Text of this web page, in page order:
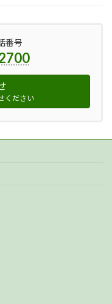
番号
ください